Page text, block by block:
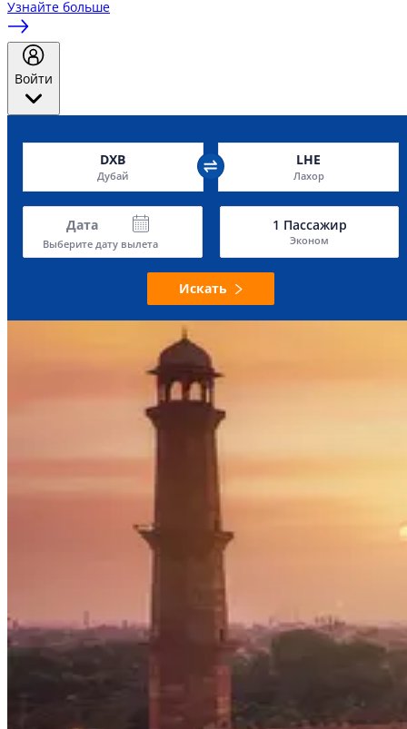
Узнайте больше
Войти
DXB
Дубай
LHE
Лахор
Дата
Выберите дату вылета
1 Пассажир
Эконом
Искать